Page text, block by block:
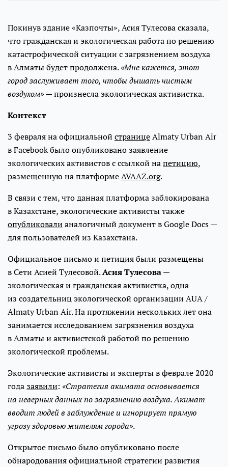
Покинув здание «Казпочты», Асия Тулесова сказала,
что гражданская и экологическая работа по решению
катастрофической ситуации с загрязнением воздуха
в Алматы будет продолжена.«Мне кажется, этот
город заслуживает того, чтобы дышать чистым
воздухом»— произнесла экологическая активистка.
Контекст
3 февраля на официальной страницеAlmaty Urban Air
в Facebook было опубликовано заявление
экологических активистов с ссылкой напетицию,
размещенную на платформеAVAAZ.org.
В связи с тем, что данная платформа заблокирована
в Казахстане, экологические активисты также
опубликовали аналогичный документ в Google Docs —
для пользователей из Казахстана.
Официальное письмо и петиция были размещены
в Сети Асией Тулесовой.Асия Тулесова—
экологическая и гражданская активистка, одна
из создательниц экологической организации AUA /
Almaty Urban Air. На протяжении нескольких лет она
занимается исследованием загрязнения воздуха
в Алматы и активистской работой по решению
экологической проблемы.
Экологические активисты и эксперты в феврале 2020
годазаявили: «Стратегия акимата основывается
на неверных данных по загрязнению воздуха. Акимат
вводит людей в заблуждение и игнорирует прямую
угрозу здоровью жителям города».
Открытое письмо было опубликовано после
обнародования официальной стратегии развития